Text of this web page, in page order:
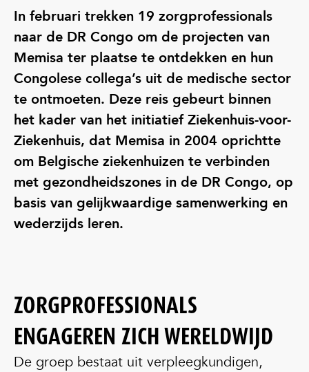
In februari trekken 19 zorgprofessionals
naar de DR Congo om de projecten van
Memisa ter plaatse te ontdekken en hun
Congolese collega’s uit de medische sector
te ontmoeten. Deze reis gebeurt binnen
het kader van het initiatief Ziekenhuis-voor-
Ziekenhuis, dat Memisa in 2004 oprichtte
om Belgische ziekenhuizen te verbinden
met gezondheidszones in de DR Congo, op
basis van gelijkwaardige samenwerking en
wederzijds leren.
ZORGPROFESSIONALS
ENGAGEREN ZICH WERELDWIJD
De groep bestaat uit verpleegkundigen,